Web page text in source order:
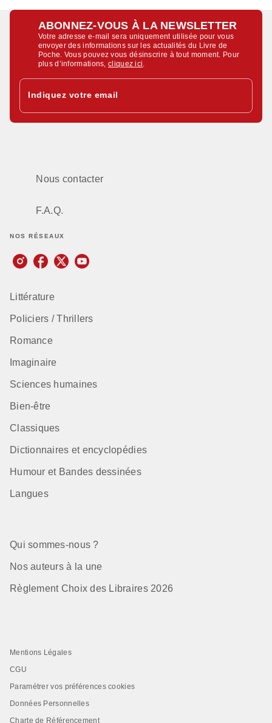
ABONNEZ-VOUS À LA NEWSLETTER
Votre adresse e-mail sera uniquement utilisée pour vous
envoyer des informations sur les actualités du Livre de
Poche. Vous pouvez vous désinscrire à tout moment. Pour
plus d’informations,cliquez ici
Indiquez votre email
Nous contacter
F.A.Q.
NOS RÉSEAUX
Littérature
Policiers / Thrillers
Romance
Imaginaire
Sciences humaines
Bien-être
Classiques
Dictionnaires et encyclopédies
Humour et Bandes dessinées
Langues
Qui sommes-nous ?
Nos auteurs à la une
Règlement Choix des Libraires 2026
Mentions Légales
CGU
Paramétrer vos préférences cookies
Données Personnelles
Charte de Référencement